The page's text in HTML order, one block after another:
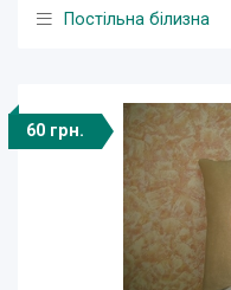
Постільна білизна
60 грн.